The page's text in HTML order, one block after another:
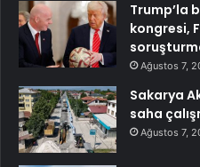
Trump’la
kongresi,
Ağustos 7,
Sakarya
saha
Ağustos 7,